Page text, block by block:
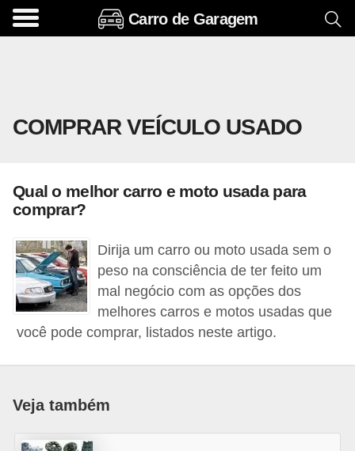
Carro de Garagem
COMPRAR VEÍCULO USADO
Qual o melhor carro e moto usada para
comprar?
Dirija um carro ou moto usada sem o
peso na consciência de ter feito um
mal negócio com as opções dos
melhores carros e motos usadas que
você pode comprar, listados neste artigo.
Veja também
A
s
i
s
e
o
c
i
n
a